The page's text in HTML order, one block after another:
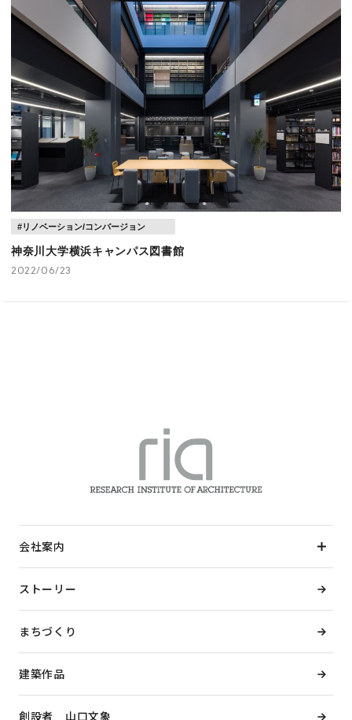
第２回 RIA_TALK ～地域の暮らしをミライへー地域の
価値を紡ぐー～
#リノベーション/コンバージョン
神奈川大学横浜キャンパス図書館
2022/06/23
会社案内
ストーリー
まちづくり
建築作品
創設者 山口文象